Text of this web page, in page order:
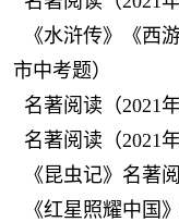
《水浒传》《西
市中考题）
名著阅读（2021
名著阅读（2021
《昆虫记》名著
《红星照耀中国